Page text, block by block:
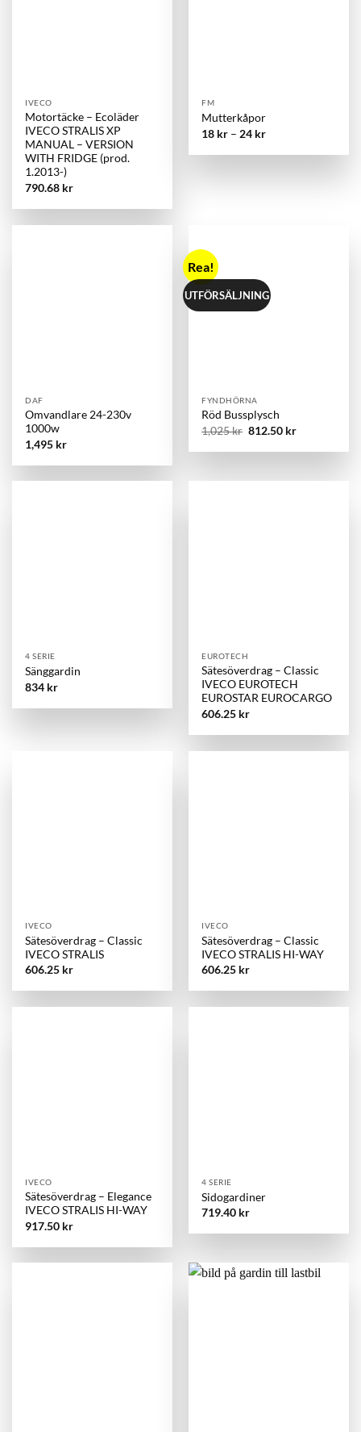
IVECO
Motortäcke – Ecoläder
IVECO STRALIS XP
MANUAL – VERSION
WITH FRIDGE (prod.
1.2013-)
790.68 kr
FM
Mutterkåpor
18 kr – 24 kr
DAF
Omvandlare 24-230v
1000w
1,495 kr
Rea!
UTFÖRSÄLJNING
FYNDHÖRNA
Röd Bussplysch
1,025kr Det
priset
812.50 krDet
priset
4 SERIE
Sänggardin
834 kr
EUROTECH
Sätesöverdrag – Classic
IVECO EUROTECH
EUROSTAR EUROCARGO
606.25 kr
IVECO
Sätesöverdrag – Classic
IVECO STRALIS
606.25 kr
IVECO
Sätesöverdrag – Classic
IVECO STRALIS HI-WAY
606.25 kr
IVECO
Sätesöverdrag – Elegance
IVECO STRALIS HI-WAY
917.50 kr
4 SERIE
Sidogardiner
719.40 kr